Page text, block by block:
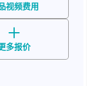
视频费用
多报价